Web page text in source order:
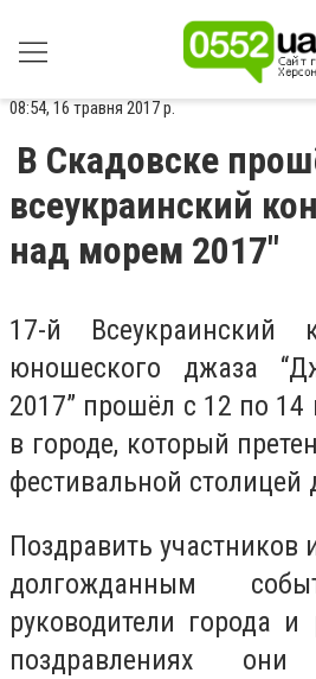
08:54, 16 травня 2017 р.
В Скадовске
всеукраинский
над морем 2017"
17-й Всеукраинский
юношеского джаза
2017” прошёл с 12 по 14
в городе, который
фестивальной столицей
Поздравить участников
долгожданным
руководители города
поздравлениях они